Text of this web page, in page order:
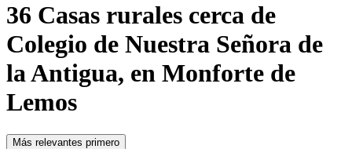
36 Casas rurales cerca de
Colegio de Nuestra Señora de
la Antigua, en Monforte de
Lemos
Más relevantes primero